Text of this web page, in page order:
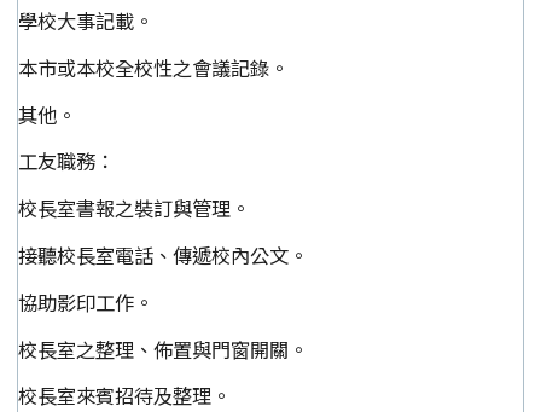
學校大事記載。
本市或本校全校性之會議記錄。
其他。
工友職務：
校長室書報之裝訂與管理。
接聽校長室電話、傳遞校內公文。
協助影印工作。
校長室之整理、佈置與門窗開關。
校長室來賓招待及整理。